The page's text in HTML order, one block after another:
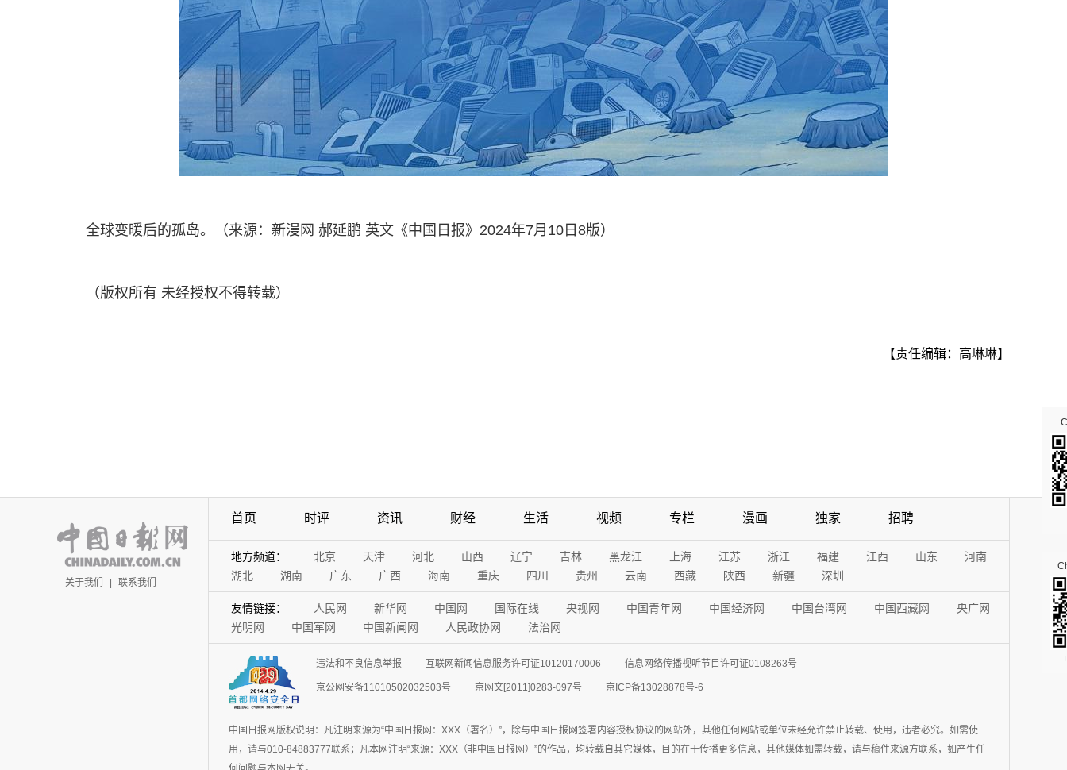
全球变暖后的孤岛。（来源：新漫网 郝延鹏 英文《中国日报》2024年7月10日8版）
（版权所有 未经授权不得转载）
【责任编辑：高琳琳】
关于我们 | 联系我们
首页 时评 资讯 财经 生活 视频 专栏 漫画 独家 招聘
地方频道： 北京 天津 河北 山西 辽宁 吉林 黑龙江 上海 江苏 浙江 福建 江西 山东
河南
湖北
湖南 广东 广西 海南 重庆 四川 贵州 云南 西藏 陕西 新疆 深圳
友情链接： 人民网 新华网 中国网 国际在线 央视网 中国青年网 中国经济网 中国台湾网 中国西藏网
央广网
光明网
中国军网 中国新闻网 人民政协网 法治网
违法和不良信息举报 互联网新闻信息服务许可证10120170006 信息网络传播视听节目许可证0108263号
京公网安备11010502032503号 京网文[2011]0283-097号 京ICP备13028878号-6
中国日报网版权说明：凡注明来源为“中国日报网：XXX（署名）”，除与中国日报网签署内容授权协议的网站外，其他任何网站或单位未经允许禁止转载、使用，违者必究。如需使
用，请与010-84883777联系；凡本网注明“来源：XXX（非中国日报网）”的作品，均转载自其它媒体，目的在于传播更多信息，其他媒体如需转载，请与稿件来源方联系，如产生任